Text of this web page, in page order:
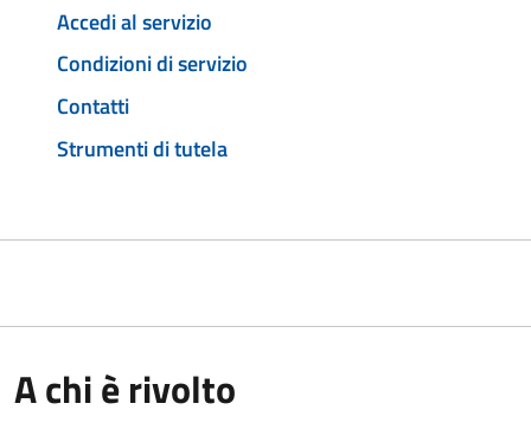
Accedi al servizio
Condizioni di servizio
Contatti
Strumenti di tutela
A chi è rivolto